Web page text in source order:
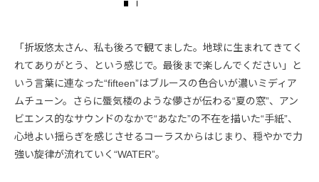
「折坂悠太さん、私も後ろで観てました。地球に生まれてきてく
れてありがとう、という感じで。最後まで楽しんでください」と
いう言葉に連なった“fifteen”はブルースの色合いが濃いミディア
ムチューン。さらに蜃気楼のような儚さが伝わる“夏の窓”、アン
ビエンス的なサウンドのなかで“あなた”の不在を描いた“手紙”、
心地よい揺らぎを感じさせるコーラスからはじまり、穏やかで力
強い旋律が流れていく“WATER”。